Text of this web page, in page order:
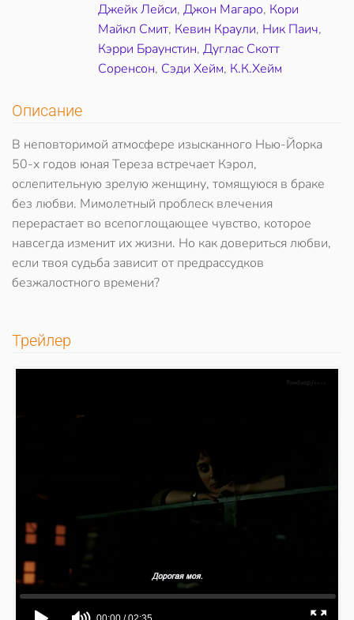
Джейк Лейси, Джон Магаро, Кори
Майкл Смит, Кевин Краули, Ник Паич,
Кэрри Браунстин, Дуглас Скотт
Соренсон, Сэди Хейм, К.К.Хейм
Описание
В неповторимой атмосфере изысканного Нью-Йорка
50-х годов юная Тереза встречает Кэрол,
ослепительную зрелую женщину, томящуюся в браке
без любви. Мимолетный проблеск влечения
перерастает во всепоглощающее чувство, которое
навсегда изменит их жизни. Но как довериться любви,
если твоя судьба зависит от предрассудков
безжалостного времени?
Трейлер